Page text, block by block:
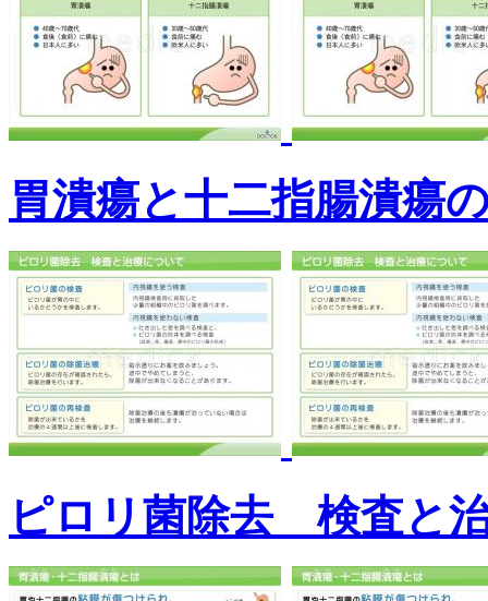
胃潰瘍と十二指腸潰瘍
ピロリ菌除去 検査と